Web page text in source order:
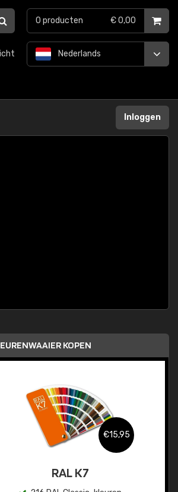
Nederlands
0 producten € 0,00
Inloggen
KOPEN
€15,95
RAL K7